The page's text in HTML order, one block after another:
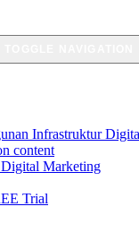
Infrastruktur
content
Digital Marketing
Trial